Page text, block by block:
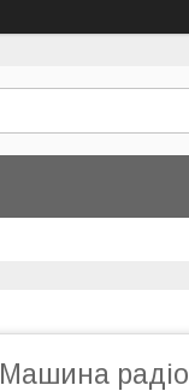
Машина